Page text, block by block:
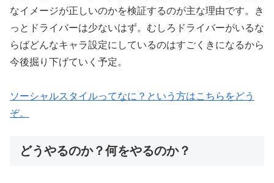
なイメージが正しいのかを検証するのが主な理由です。き
っとドライバーは少ないはず。むしろドライバーがいるな
らばどんなキャラ設定にしているのはすごくきになるから
今後掘り下げていく予定。
ソーシャルスタイルってなに？という方はこちらをどう
ぞ。
どうやるのか？何をやるのか？